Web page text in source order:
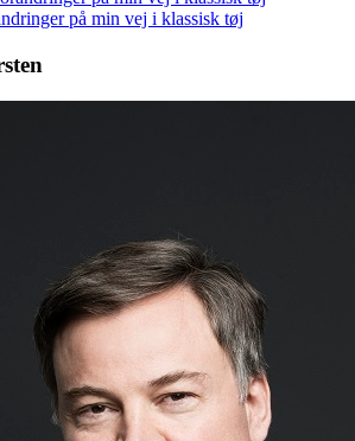
på min vej i klassisk tøj